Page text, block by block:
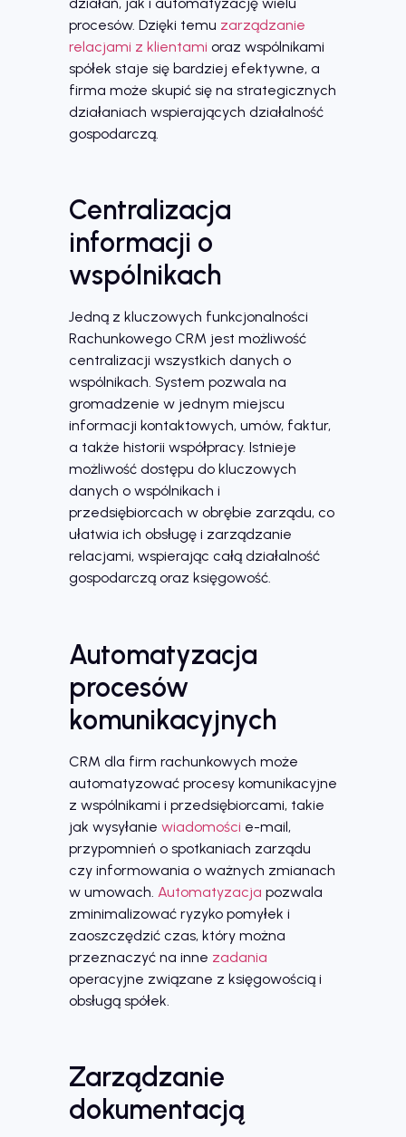
procesów. Dzięki temu zarządzanie
relacjami z klientami oraz wspólnikami
spółek staje się bardziej efektywne, a
firma może skupić się na strategicznych
działaniach wspierających działalność
gospodarczą.
Centralizacja
informacji o
wspólnikach
Jedną z kluczowych funkcjonalności
Rachunkowego CRM jest możliwość
centralizacji wszystkich danych o
wspólnikach. System pozwala na
gromadzenie w jednym miejscu
informacji kontaktowych, umów, faktur,
a także historii współpracy. Istnieje
możliwość dostępu do kluczowych
danych o wspólnikach i
przedsiębiorcach w obrębie zarządu, co
ułatwia ich obsługę i zarządzanie
relacjami, wspierając całą działalność
gospodarczą oraz księgowość.
Automatyzacja
procesów
komunikacyjnych
CRM dla firm rachunkowych może
automatyzować procesy komunikacyjne
z wspólnikami i przedsiębiorcami, takie
jak wysyłanie wiadomości e-mail,
przypomnień o spotkaniach zarządu
czy informowania o ważnych zmianach
w umowach. Automatyzacja pozwala
zminimalizować ryzyko pomyłek i
zaoszczędzić czas, który można
przeznaczyć na inne zadania
operacyjne związane z księgowością i
obsługą spółek.
Zarządzanie
dokumentacją